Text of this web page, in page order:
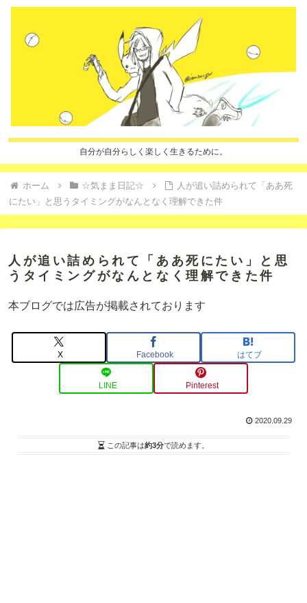
自分が自分らしく楽しく生きるために。
ホーム ☆気まま日記☆
人が追い詰められて「ああ死
にたい」と思うタイミングがなんとなく理解できた件
人が追い詰められて「ああ死にたい」と思
うタイミングがなんとなく理解できた件
本ブログでは広告が掲載されております
X Facebook はてブ
LINE Pinterest
2020.09.29
この記事は約3分で読めます。